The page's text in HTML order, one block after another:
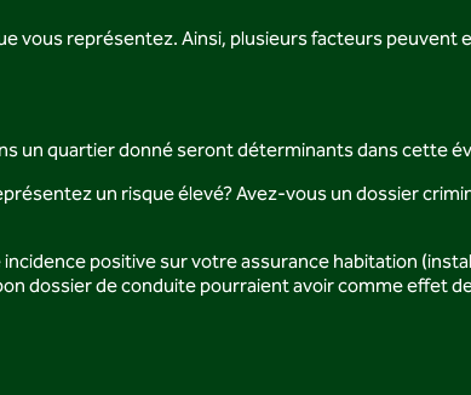
vous représentez. Ainsi, plusieurs facteurs
un quartier donné seront déterminants dans cette
un risque élevé? Avez-vous un dossier
positive sur votre assurance habitation
dossier de conduite pourraient avoir comme effet